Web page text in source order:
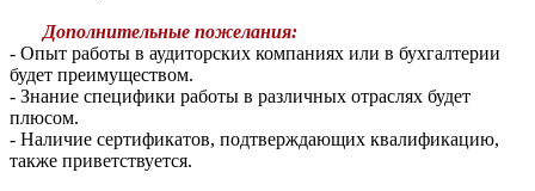
Дополнительные пожелания:
- Опыт работы в аудиторских компаниях или в бухгалтерии
будет преимуществом.
- Знание специфики работы в различных отраслях будет
плюсом.
- Наличие сертификатов, подтверждающих квалификацию,
также приветствуется.